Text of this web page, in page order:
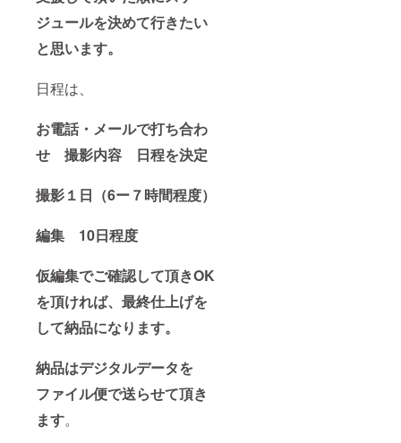
ジュールを決めて行きたい
と思います。
日程は、
お電話・メールで打ち合わ
せ 撮影内容 日程を決定
撮影１日（6ー７時間程度）
編集 10日程度
仮編集でご確認して頂きOK
を頂ければ、最終仕上げを
して納品になります。
納品はデジタルデータを
ファイル便で送らせて頂き
ます。